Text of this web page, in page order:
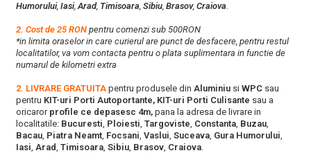
Humorului, Iasi,Arad, Timisoara, Sibiu, Brasov, Craiova.
2. Cost de 25 RON pentru comenzi sub 500RON
*in limita oraselor in care curierul are punct de desfacere, pentru restul
localitatilor, va vom contacta pentru o plata suplimentara in functie de
numarul de kilometri extra
2. LIVRARE GRATUITA pentru produsele din Aluminiu si WPC sau
pentru KIT-uri Porti Autoportante, KIT-uri Porti Culisante sau a
oricarorprofile ce depasesc 4m, pana la adresa de livrare in
localitatile: Bucuresti, Ploiesti, Targoviste, Constanta, Buzau,
Bacau, Piatra Neamt, Focsani, Vaslui, Suceava, Gura Humorului,
Iasi, Arad, Timisoara, Sibiu, Brasov, Craiova.